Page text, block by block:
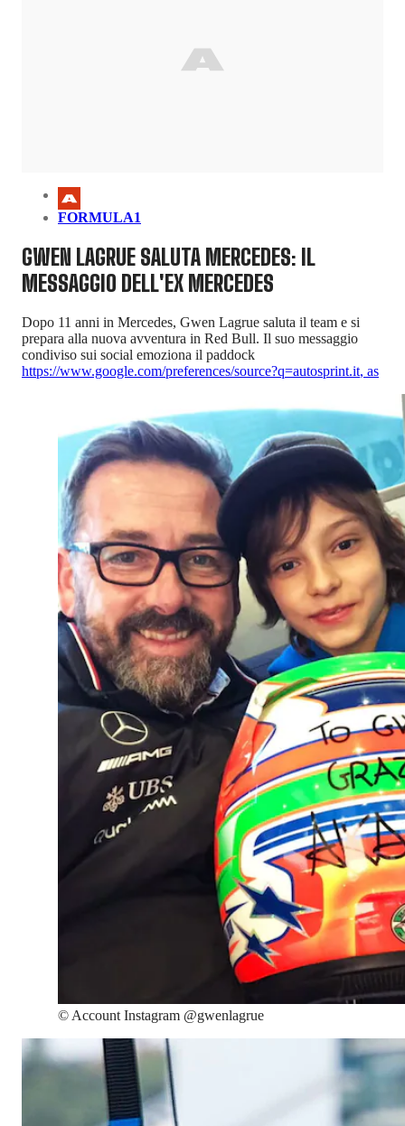
FORMULA1
GWEN LAGRUE SALUTA MERCEDES: IL
MESSAGGIO DELL'EX MERCEDES
Dopo 11 anni in Mercedes, Gwen Lagrue saluta il team e si
prepara alla nuova avventura in Red Bull. Il suo messaggio
condiviso sui social emoziona il paddock
https://www.google.com/preferences/source?q=autosprint.it, as
© Account Instagram @gwenlagrue